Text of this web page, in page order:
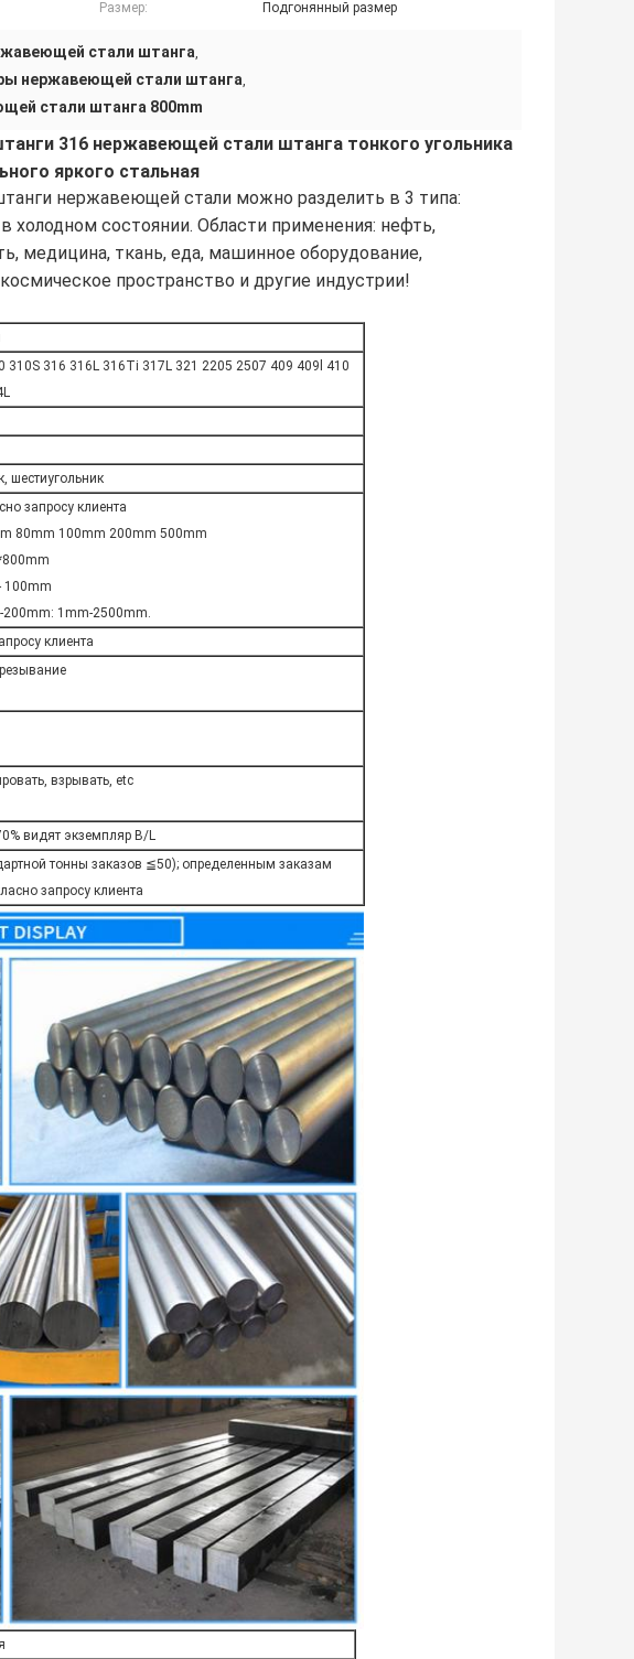
Размер: Подгонянный размер
стали штанга,
нержавеющей стали штанга,
стали штанга 800mm
316 нержавеющей стали штанга тонкого угольника
яркого стальная
нержавеющей стали можно разделить в 3 типа:
холодном состоянии. Области применения: нефть,
медицина, ткань, еда, машинное оборудование,
пространство и другие индустрии!
310S 316 316L 316Ti 317L 321 2205 2507 409 409l 410
шестиугольник
запросу клиента
80mm 100mm 200mm 500mm
100mm
1mm-2500mm.
клиента
взрывать, etc
видят экземпляр B/L
тонны заказов ≦50); определенным заказам
запросу клиента